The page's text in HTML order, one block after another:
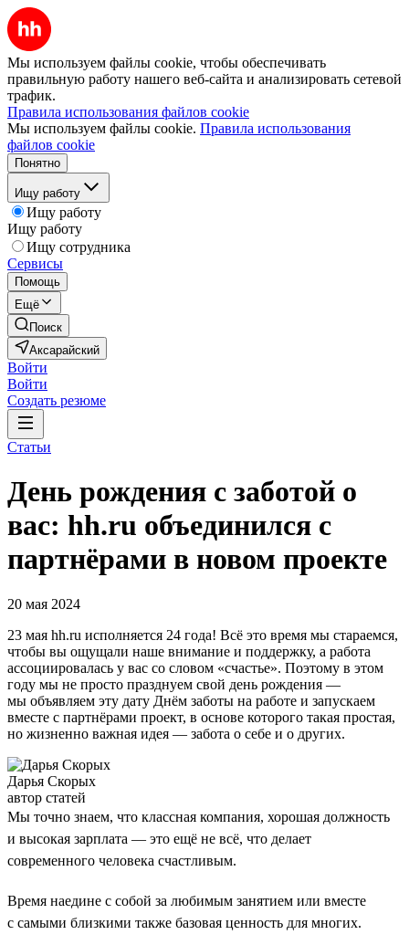
Мы используем файлы cookie, чтобы обеспечивать
правильную работу нашего веб-сайта и анализировать сетевой
трафик.
Правила использования файлов cookie
Мы используем файлы cookie. Правила использования
файлов cookie
Понятно
Ищу работу
Ищу работу
Ищу работу
Ищу сотрудника
Сервисы
Помощь
Ещё
Поиск
Аксарайский
Войти
Войти
Создать резюме
Статьи
День рождения с заботой о
вас: hh.ru объединился с
партнёрами в новом проекте
20 мая 2024
23 мая hh.ru исполняется 24 года! Всё это время мы стараемся,
чтобы вы ощущали наше внимание и поддержку, а работа
ассоциировалась у вас со словом «счастье». Поэтому в этом
году мы не просто празднуем свой день рождения —
мы объявляем эту дату Днём заботы на работе и запускаем
вместе с партнёрами проект, в основе которого такая простая,
но жизненно важная идея — забота о себе и о других.
Дарья Скорых
автор статей
Мы точно знаем, что классная компания, хорошая должность
и высокая зарплата — это ещё не всё, что делает
современного человека счастливым.
Время наедине с собой за любимым занятием или вместе
с самыми близкими также базовая ценность для многих.